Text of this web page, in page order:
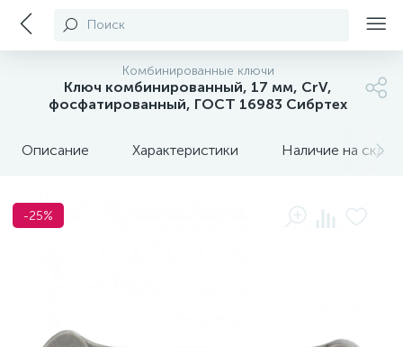
Поиск
Комбинированные ключи
Ключ комбинированный, 17 мм, CrV,
фосфатированный, ГОСТ 16983 Сибртех
Описание Характеристики Наличие на
-25%